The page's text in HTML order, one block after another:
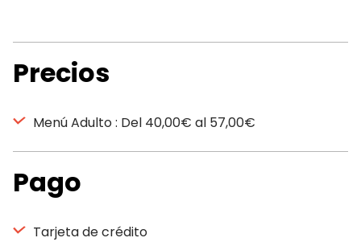
Precios
Menú Adulto : Del 40,00€ al 57,00€
Pago
Tarjeta de crédito